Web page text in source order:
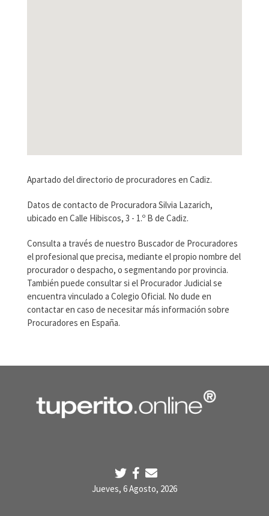
Apartado del directorio de procuradores en Cadiz.
Datos de contacto de Procuradora Silvia Lazarich,
ubicado en Calle Hibiscos, 3 - 1.º B de Cadiz.
Consulta a través de nuestro Buscador de Procuradores
el profesional que precisa, mediante el propio nombre del
procurador o despacho, o segmentando por provincia.
También puede consultar si el Procurador Judicial se
encuentra vinculado a Colegio Oficial. No dude en
contactar en caso de necesitar más información sobre
Procuradores en España.
Jueves, 6 Agosto, 2026